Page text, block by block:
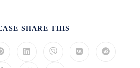
SHARE THIS